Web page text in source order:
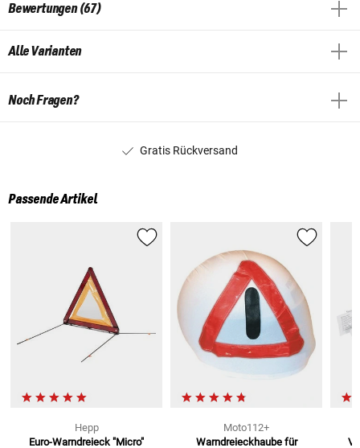
Bewertungen (67)
Alle Varianten
Noch Fragen?
Gratis Rückversand
Passende Artikel
Hepp
Euro-Warndreieck "Micro"
Moto112+
Warndreieckhaube für